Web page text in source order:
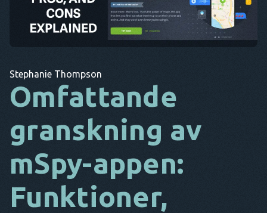
KO
EL
BG
CS
DA
FR
NL
Twitter Facebook Kopiera länk
Stephanie Thompson
Omfattande
granskning av
mSpy-appen:
Funktioner,